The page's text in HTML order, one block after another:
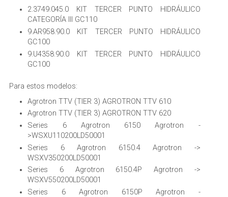
2.3749.045.0 KIT TERCER PUNTO HIDRÁULICO
CATEGORÍA III GC110
9.AR958.90.0 KIT TERCER PUNTO HIDRÁULICO
GC100
9.U4358.90.0 KIT TERCER PUNTO HIDRÁULICO
GC100
Para estos modelos:
Agrotron TTV (TIER 3) AGROTRON TTV 610
Agrotron TTV (TIER 3) AGROTRON TTV 620
Series 6 Agrotron 6150 Agrotron -
>WSXU110200LD50001
Series 6 Agrotron 6150.4 Agrotron ->
WSXV350200LD50001
Series 6 Agrotron 6150.4P Agrotron ->
WSXV550200LD50001
Series 6 Agrotron 6150P Agrotron -